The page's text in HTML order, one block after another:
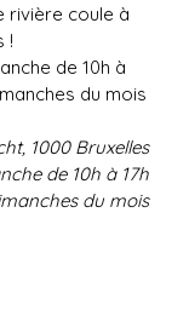
rivière coule à
!
de 10h à
du mois
1000 Bruxelles
de 10h à 17h
du mois